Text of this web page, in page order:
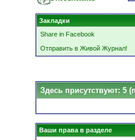
Закладки
Share in Facebook
Отправить в Живой Журнал!
Здесь присутствуют: 5
Ваши права в разделе